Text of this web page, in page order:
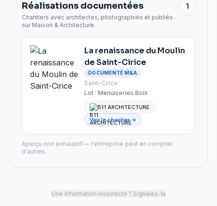
Réalisations documentées
Chantiers avec architectes, photographiés et publiés
sur Maison & Architecture
1
La renaissance du Moulin
de Saint-Cirice
DOCUMENTÉ M&A
Saint-Cirice
Lot : Menuiseries Bois
B11 ARCHITECTURE
Voir le chantier →
Aperçu non exhaustif — l'entreprise peut en compter
d'autres.
Une information incorrecte ? Signalez-la